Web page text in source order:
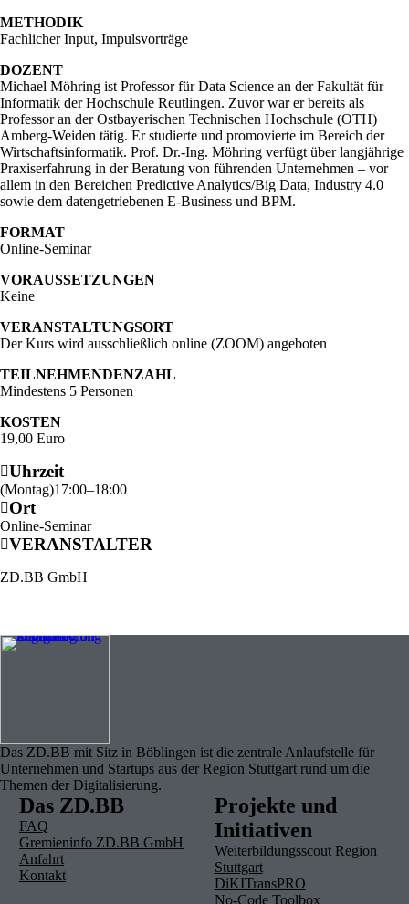
METHODIK
Fachlicher Input, Impulsvorträge
DOZENT
Michael Möhring ist Professor für Data Science an der Fakultät für
Informatik der Hochschule Reutlingen. Zuvor war er bereits als
Professor an der Ostbayerischen Technischen Hochschule (OTH)
Amberg-Weiden tätig. Er studierte und promovierte im Bereich der
Wirtschaftsinformatik. Prof. Dr.-Ing. Möhring verfügt über langjährige
Praxiserfahrung in der Beratung von führenden Unternehmen – vor
allem in den Bereichen Predictive Analytics/Big Data, Industry 4.0
sowie dem datengetriebenen E-Business und BPM.
FORMAT
Online-Seminar
VORAUSSETZUNGEN
Keine
VERANSTALTUNGSORT
Der Kurs wird ausschließlich online (ZOOM) angeboten
TEILNEHMENDENZAHL
Mindestens 5 Personen
KOSTEN
19,00 Euro
Uhrzeit
(Montag)17:00–18:00
Ort
Online-Seminar
VERANSTALTER
ZD.BB GmbH
Das ZD.BB mit Sitz in Böblingen ist die zentrale Anlaufstelle für
Unternehmen und Startups aus der Region Stuttgart rund um die
Themen der Digitalisierung.
Das ZD.BB
FAQ
Gremieninfo ZD.BB GmbH
Anfahrt
Kontakt
Projekte und
Initiativen
Weiterbildungsscout Region
Stuttgart
DiKITransPRO
No-Code Toolbox